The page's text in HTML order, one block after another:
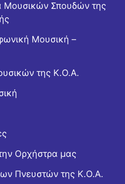
Σπουδών της
Μουσική –
της Κ.Ο.Α.
Ορχήστρα μας
Πνευστών της Κ.Ο.Α.